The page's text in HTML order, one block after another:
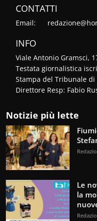
CONTATTI
Email:
INFO
Viale Antonio Gramsci,
Testata giornalistica
Stampa del Tribunale di
Direttore Resp: Fabio
Notizie più lette
Le
la